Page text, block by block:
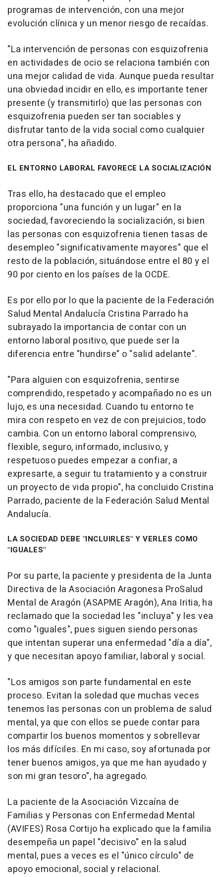
programas de intervención, con una mejor
evolución clínica y un menor riesgo de recaídas.
"La intervención de personas con esquizofrenia
en actividades de ocio se relaciona también con
una mejor calidad de vida. Aunque pueda resultar
una obviedad incidir en ello, es importante tener
presente (y transmitirlo) que las personas con
esquizofrenia pueden ser tan sociables y
disfrutar tanto de la vida social como cualquier
otra persona", ha añadido.
EL ENTORNO LABORAL FAVORECE LA SOCIALIZACIÓN
Tras ello, ha destacado que el empleo
proporciona "una función y un lugar" en la
sociedad, favoreciendo la socialización, si bien
las personas con esquizofrenia tienen tasas de
desempleo "significativamente mayores" que el
resto de la población, situándose entre el 80 y el
90 por ciento en los países de la OCDE.
Es por ello por lo que la paciente de la Federación
Salud Mental Andalucía Cristina Parrado ha
subrayado la importancia de contar con un
entorno laboral positivo, que puede ser la
diferencia entre "hundirse" o "salid adelante".
"Para alguien con esquizofrenia, sentirse
comprendido, respetado y acompañado no es un
lujo, es una necesidad. Cuando tu entorno te
mira con respeto en vez de con prejuicios, todo
cambia. Con un entorno laboral comprensivo,
flexible, seguro, informado, inclusivo, y
respetuoso puedes empezar a confiar, a
expresarte, a seguir tu tratamiento y a construir
un proyecto de vida propio", ha concluido Cristina
Parrado, paciente de la Federación Salud Mental
Andalucía.
LA SOCIEDAD DEBE "INCLUIRLES" Y VERLES COMO
"IGUALES"
Por su parte, la paciente y presidenta de la Junta
Directiva de la Asociación Aragonesa ProSalud
Mental de Aragón (ASAPME Aragón), Ana Iritia, ha
reclamado que la sociedad les "incluya" y les vea
como "iguales", pues siguen siendo personas
que intentan superar una enfermedad "día a día",
y que necesitan apoyo familiar, laboral y social.
"Los amigos son parte fundamental en este
proceso. Evitan la soledad que muchas veces
tenemos las personas con un problema de salud
mental, ya que con ellos se puede contar para
compartir los buenos momentos y sobrellevar
los más difíciles. En mi caso, soy afortunada por
tener buenos amigos, ya que me han ayudado y
son mi gran tesoro", ha agregado.
La paciente de la Asociación Vizcaína de
Familias y Personas con Enfermedad Mental
(AVIFES) Rosa Cortijo ha explicado que la familia
desempeña un papel "decisivo" en la salud
mental, pues a veces es el "único círculo" de
apoyo emocional, social y relacional.